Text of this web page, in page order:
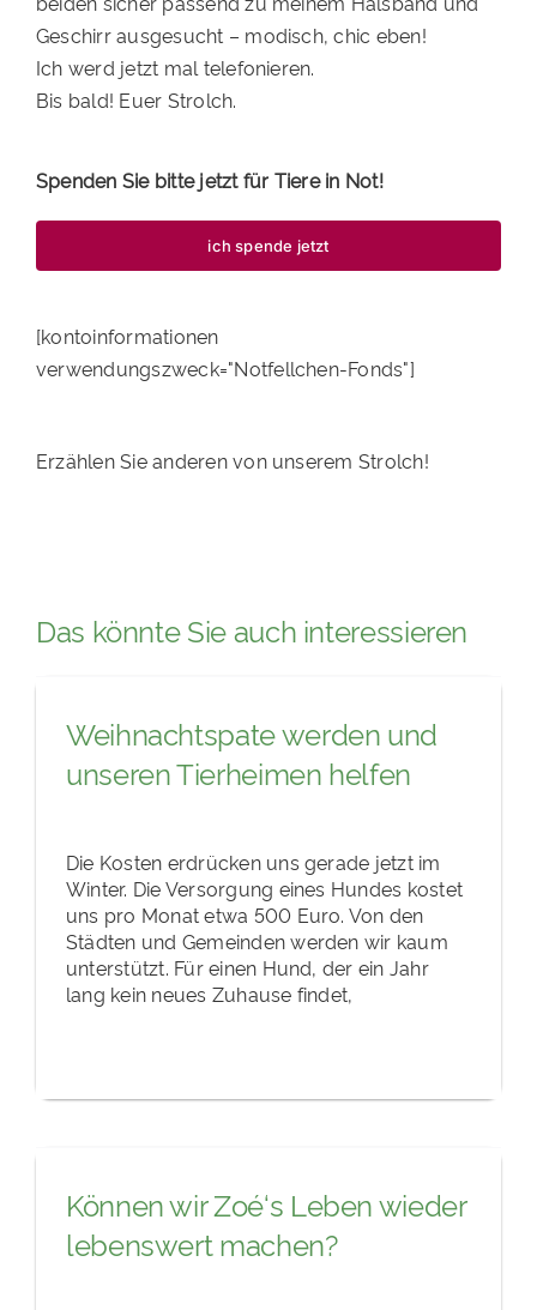
Geschirr ausgesucht – modisch, chic eben!
Ich werd jetzt mal telefonieren.
Bis bald! Euer Strolch.
Spenden Sie bitte jetzt für Tiere in Not!
ich spende jetzt
[kontoinformationen
verwendungszweck="Notfellchen-Fonds"]
Erzählen Sie anderen von unserem Strolch!
Das könnte Sie auch interessieren
Weihnachtspate werden und
unseren Tierheimen helfen
Die Kosten erdrücken uns gerade jetzt im
Winter. Die Versorgung eines Hundes kostet
uns pro Monat etwa 500 Euro. Von den
Städten und Gemeinden werden wir kaum
unterstützt. Für einen Hund, der ein Jahr
lang kein neues Zuhause findet,
Können wir Zoé‘s Leben wieder
lebenswert machen?